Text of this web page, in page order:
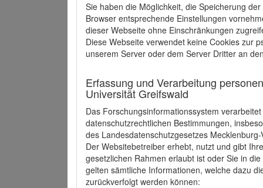
Sie haben die Möglichkeit, die Speicherung
Browser entsprechende Einstellungen
dieser Webseite ohne Einschränkungen
Diese Webseite verwendet keine Cookies zur
unserem Server oder dem Server Dritter an
Erfassung und Verarbeitung
Universität Greifswald
Das Forschungsinformationssystem
datenschutzrechtlichen Bestimmungen,
des Landesdatenschutzgesetzes
Der Websitebetreiber erhebt, nutzt und gibt
gesetzlichen Rahmen erlaubt ist oder Sie in
gelten sämtliche Informationen, welche dazu
zurückverfolgt werden können: